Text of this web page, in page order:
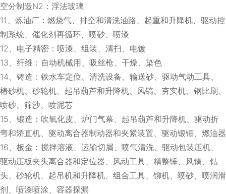
空分制造N2：浮法玻璃
11、炼油厂：燃烧气、排空和清洗油路、起重和升降机、驱动控
制系统、催化剂再循环、喷砂、喷漆
12、电子精密：喷漆、组装、清扫、电镀
13、纤维：自动机械用、吸丝枪、干燥、染色
14、铸造：铁水车定位、清洗设备、输送砂、驱动气动工具、
椿砂机、砂轮机、起吊葫芦和升降机、风镐、夯实机、钢比刷、
喷砂、筛沙、喷泥芯
15、锻造：吹氧化皮、炉门气幕、起吊葫芦和升降机、驱动折
弯和矫直机、驱动离合器制动器和夹紧装置、驱动锻锤、燃油器
16、板金：搅拌溶液、运输切屑、喷气清洗、驱动包装压机、
驱动压板夹头离合器和定位器、风动工具、精整锤、风镐、钻
头、砂轮机、起吊机和升降机、组合工具、铆机、喷砂、喷润滑
剂、喷漆喷涂、容器探漏